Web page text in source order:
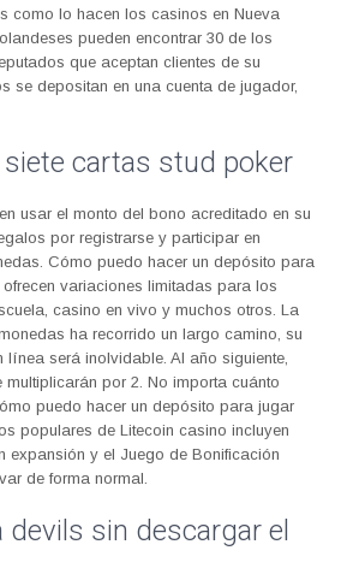
como lo hacen los casinos en Nueva
pueden encontrar 30 de los
que aceptan clientes de su
se depositan en una cuenta de jugador,
cartas stud poker
usar el monto del bono acreditado en su
por registrarse y participar en
Cómo puedo hacer un depósito para
variaciones limitadas para los
casino en vivo y muchos otros. La
ha recorrido un largo camino, su
línea será inolvidable. Al año siguiente,
por 2. No importa cuánto
puedo hacer un depósito para jugar
populares de Litecoin casino incluyen
expansión y el Juego de Bonificación
de forma normal.
devils sin descargar el